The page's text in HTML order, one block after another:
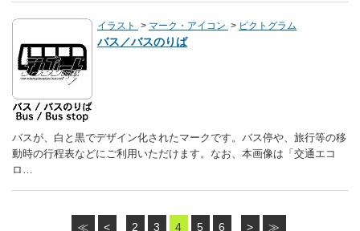
イラスト マーク・アイコン ピクトグラム
バス／バスのりば
バスが、白と黒でデザイン化されたマークです。バス停や、旅行等の移
動時の行程表などにご利用いただけます。なお、本画像は「交通エコ
ロ…
≪ < 2 3 4 5 6 > ≫